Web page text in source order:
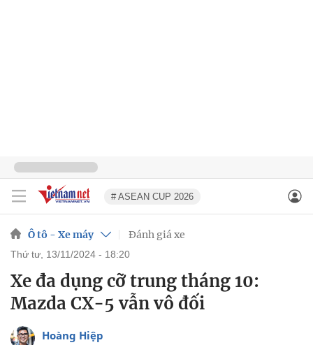
# ASEAN CUP 2026
Ô tô - Xe máy Đánh giá xe
thứ tư, 13/11/2024 - 18:20
Xe đa dụng cỡ trung tháng 10:
Mazda CX-5 vẫn vô đối
Hoàng Hiệp